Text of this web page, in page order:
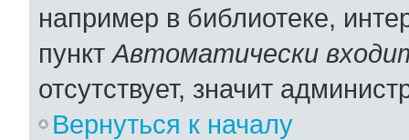
например в библиотеке,
пунктАвтоматически
отсутствует, значит
Вернуться к началу